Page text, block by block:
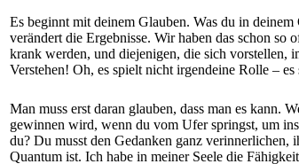
Es beginnt mit deinem Glauben. Was du in
verändert die Ergebnisse. Wir haben das schon so
krank werden, und diejenigen, die sich vorstellen,
Verstehen! Oh, es spielt nicht irgendeine Rolle –
Man muss erst daran glauben, dass man es kann.
gewinnen wird, wenn du vom Ufer springst, um
du? Du musst den Gedanken ganz verinnerlichen,
Quantum ist. Ich habe in meiner Seele die